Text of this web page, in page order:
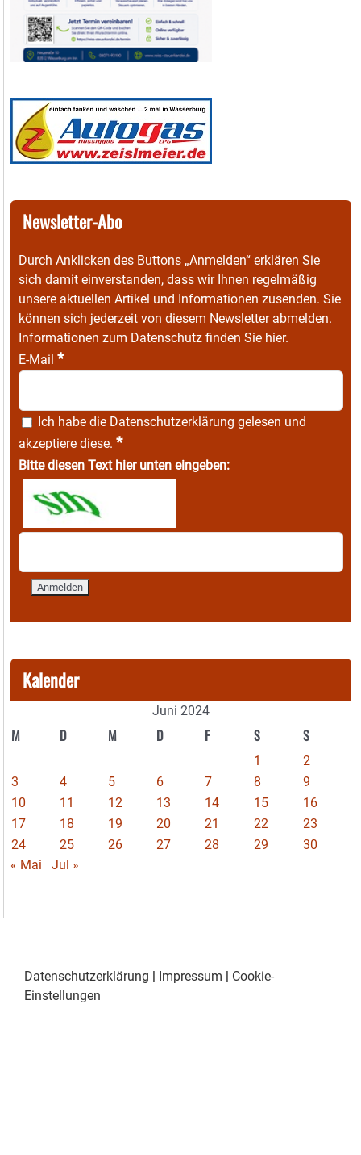
Newsletter-Abo
Durch Anklicken des Buttons „Anmelden“ erklären Sie
sich damit einverstanden, dass wir Ihnen regelmäßig
unsere aktuellen Artikel und Informationen zusenden. Sie
können sich jederzeit von diesem Newsletter abmelden.
Informationen zum Datenschutz finden Sie hier.
E-Mail *
Ich habe die Datenschutzerklärung gelesen und
akzeptiere diese. *
Bitte diesen Text hier unten eingeben:
Kalender
Juni 2024
M D M D F S S
1
2
3
4 5 6 7 8
9
10
11 12 13 14 15
16
17
18 19 20 21 22
23
24
25 26 27 28 29
30
« Mai
Jul »
Datenschutzerklärung | Impressum | Cookie-
Einstellungen